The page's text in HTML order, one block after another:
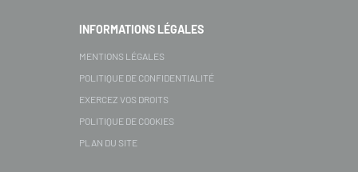
INFORMATIONS LÉGALES
MENTIONS LÉGALES
POLITIQUE DE CONFIDENTIALITÉ
EXERCEZ VOS DROITS
POLITIQUE DE COOKIES
PLAN DU SITE